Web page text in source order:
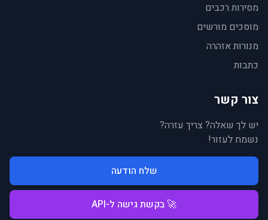
מסירות רכבים
מוסכים מורשים
מנורות אזהרה
כתבות
צור קשר
יש לך שאלה? צריך עזרה?
נשמח לעזור!
שלח הודעה
🚀 בקשת גישה ל-API